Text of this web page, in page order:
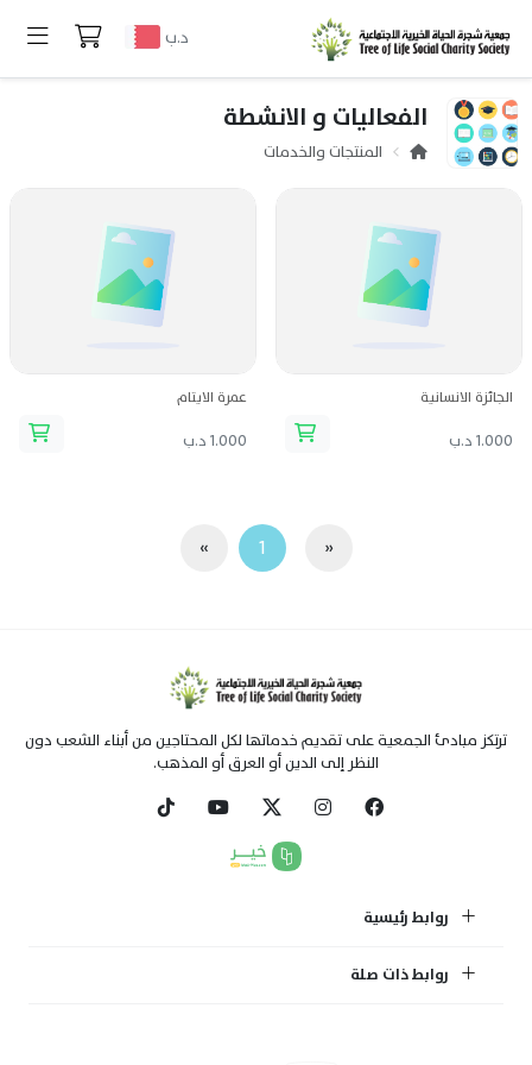
د.ب
الفعاليات و الانشطة
المنتجات والخدمات
الجائزة الانسانية
1.000 د.ب
عمرة الايتام
1.000 د.ب
«
1
»
ترتكز مبادئ الجمعية على تقديم خدماتها لكل المحتاجين من أبناء الشعب دون
النظر إلى الدين أو العرق أو المذهب.
روابط رئيسية
روابط ذات صلة